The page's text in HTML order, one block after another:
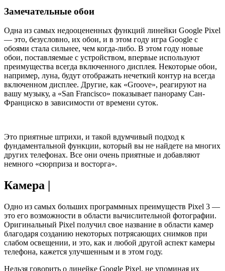
Замечательные обои
Одна из самых недооцененных функций линейки Google Pixel
— это, безусловно, их обои, и в этом году игра Google с
обоями стала сильнее, чем когда-либо. В этом году новые
обои, поставляемые с устройством, впервые используют
преимущества всегда включенного дисплея. Некоторые обои,
например, луна, будут отображать нечеткий контур на всегда
включенном дисплее. Другие, как «Groove», реагируют на
вашу музыку, а «San Francisco» показывает панораму Сан-
Франциско в зависимости от времени суток.
Это приятные штрихи, и такой вдумчивый подход к
фундаментальной функции, который вы не найдете на многих
других телефонах. Все они очень приятные и добавляют
немного «сюрприза и восторга».
Камера |
Одно из самых больших программных преимуществ Pixel 3 —
это его возможности в области вычислительной фотографии.
Оригинальный Pixel получил свое название в области камер
благодаря созданию некоторых потрясающих снимков при
слабом освещении, и это, как и любой другой аспект камеры
телефона, кажется улучшенным и в этом году.
Нельзя говорить о линейке Google Pixel, не упоминая их